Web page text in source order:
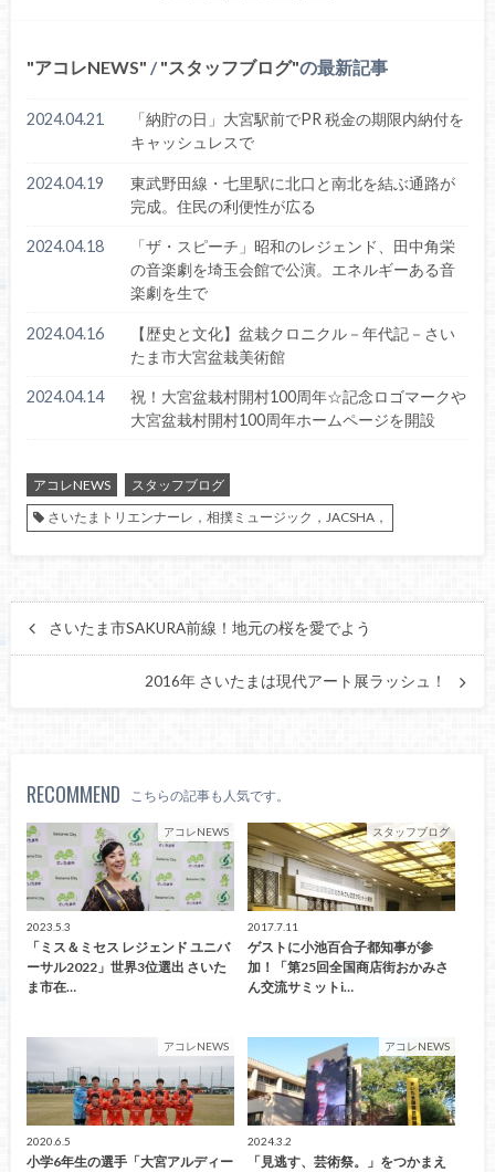
アコレNEWS / スタッフブログ の最新記事
2024.04.21
「納貯の日」大宮駅前でPR 税金の期限内納付を
キャッシュレスで
2024.04.19
東武野田線・七里駅に北口と南北を結ぶ通路が
完成。住民の利便性が広る
2024.04.18
「ザ・スピーチ」昭和のレジェンド、田中角栄
の音楽劇を埼⽟会館で公演。エネルギーある音
楽劇を生で
2024.04.16
【歴史と文化】盆栽クロニクル－年代記－さい
たま市大宮盆栽美術館
2024.04.14
祝！大宮盆栽村開村100周年☆記念ロゴマークや
大宮盆栽村開村100周年ホームページを開設
アコレNEWS
スタッフブログ
さいたまトリエンナーレ，相撲ミュージック，JACSHA，
さいたま市SAKURA前線！地元の桜を愛でよう
2016年 さいたまは現代アート展ラッシュ！
RECOMMEND こちらの記事も人気です。
アコレNEWS
2023.5.3
「ミス＆ミセス レジェンド ユニバ
ーサル2022」世界3位選出 さいた
ま市在…
スタッフブログ
2017.7.11
ゲストに小池百合子都知事が参
加！「第25回全国商店街おかみさ
ん交流サミットi…
アコレNEWS
2020.6.5
小学6年生の選手「大宮アルディー
アコレNEWS
2024.3.2
「見逃す、芸術祭。」をつかまえ